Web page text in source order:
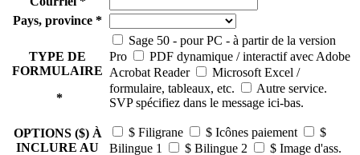
Pays, province *
TYPE DE
FORMULAIRE
*
Sage 50 - pour PC - à partir de la version
Pro
PDF dynamique / interactif avec Adobe
Acrobat Reader
Microsoft Excel /
formulaire, tableaux, etc.
Autre service.
SVP spécifiez dans le message ici-bas.
OPTIONS ($) À
INCLURE AU
$ Filigrane $ Icônes paiement
$
Bilingue 1
$ Bilingue 2
$ Image d'ass.